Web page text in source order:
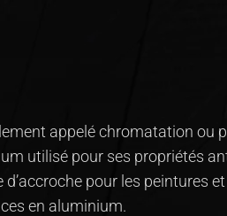
appelé chromatation ou
utilisé pour ses propriétés
d’accroche pour les peintures
en aluminium.